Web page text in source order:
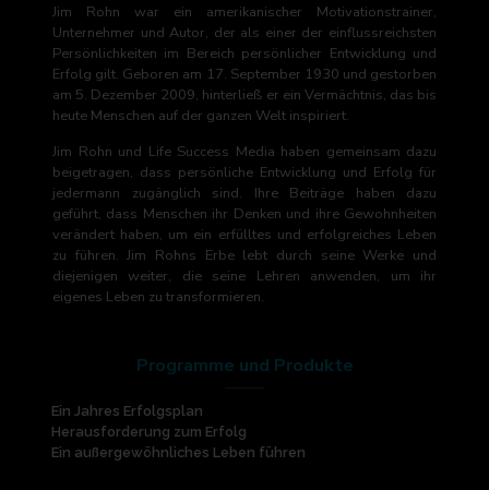
Jim Rohn war ein amerikanischer Motivationstrainer,
Unternehmer und Autor, der als einer der einflussreichsten
Persönlichkeiten im Bereich persönlicher Entwicklung und
Erfolg gilt. Geboren am 17. September 1930 und gestorben
am 5. Dezember 2009, hinterließ er ein Vermächtnis, das bis
heute Menschen auf der ganzen Welt inspiriert.
Jim Rohn und Life Success Media haben gemeinsam dazu
beigetragen, dass persönliche Entwicklung und Erfolg für
jedermann zugänglich sind. Ihre Beiträge haben dazu
geführt, dass Menschen ihr Denken und ihre Gewohnheiten
verändert haben, um ein erfülltes und erfolgreiches Leben
zu führen. Jim Rohns Erbe lebt durch seine Werke und
diejenigen weiter, die seine Lehren anwenden, um ihr
eigenes Leben zu transformieren.
Programme und Produkte
Ein Jahres Erfolgsplan
Herausforderung zum Erfolg
Ein außergewöhnliches Leben führen